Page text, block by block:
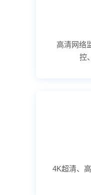
高清网络
控
4K超清、